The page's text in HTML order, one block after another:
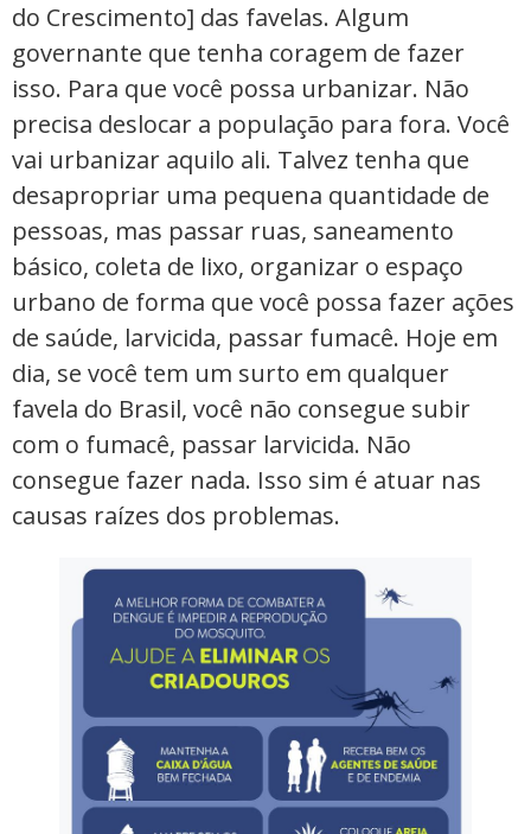
do Crescimento] das favelas. Algum
governante que tenha coragem de fazer
isso. Para que você possa urbanizar. Não
precisa deslocar a população para fora. Você
vai urbanizar aquilo ali. Talvez tenha que
desapropriar uma pequena quantidade de
pessoas, mas passar ruas, saneamento
básico, coleta de lixo, organizar o espaço
urbano de forma que você possa fazer ações
de saúde, larvicida, passar fumacê. Hoje em
dia, se você tem um surto em qualquer
favela do Brasil, você não consegue subir
com o fumacê, passar larvicida. Não
consegue fazer nada. Isso sim é atuar nas
causas raízes dos problemas.